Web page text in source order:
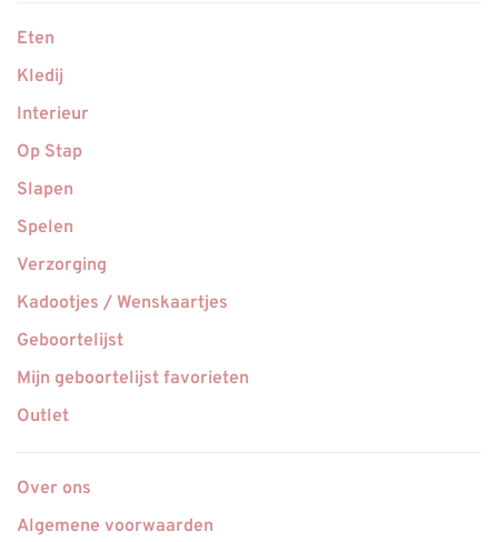
Eten
Kledij
Interieur
Op Stap
Slapen
Spelen
Verzorging
Kadootjes / Wenskaartjes
Geboortelijst
Mijn geboortelijst favorieten
Outlet
Over ons
Algemene voorwaarden